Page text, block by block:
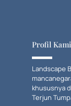
Profil Kami
Landscape
khususnya
Terjun